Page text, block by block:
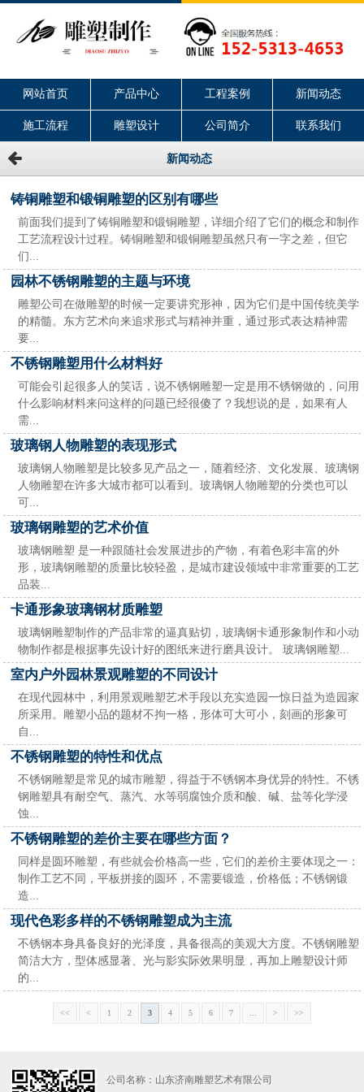
网站首页 产品中心 工程案例 新闻动态
施工流程 雕塑设计 公司简介 联系我们
新闻动态
铸铜雕塑和锻铜雕塑的区别有哪些
前面我们提到了铸铜雕塑和锻铜雕塑，详细介绍了它们的概念和制作
工艺流程设计过程。铸铜雕塑和锻铜雕塑虽然只有一字之差，但它
们...
园林不锈钢雕塑的主题与环境
雕塑公司在做雕塑的时候一定要讲究形神，因为它们是中国传统美学
的精髓。东方艺术向来追求形式与精神并重，通过形式表达精神需
要...
不锈钢雕塑用什么材料好
可能会引起很多人的笑话，说不锈钢雕塑一定是用不锈钢做的，问用
什么影响材料来问这样的问题已经很傻了？我想说的是，如果有人
需...
玻璃钢人物雕塑的表现形式
玻璃钢人物雕塑是比较多见产品之一，随着经济、文化发展、玻璃钢
人物雕塑在许多大城市都可以看到。玻璃钢人物雕塑的分类也可以
可...
玻璃钢雕塑的艺术价值
玻璃钢雕塑 是一种跟随社会发展进步的产物，有着色彩丰富的外
形，玻璃钢雕塑的质量比较轻盈，是城市建设领域中非常重要的工艺
品装...
卡通形象玻璃钢材质雕塑
玻璃钢雕塑制作的产品非常的逼真贴切，玻璃钢卡通形象制作和小动
物制作都是根据事先设计好的图纸来进行磨具设计。 玻璃钢雕塑...
室内户外园林景观雕塑的不同设计
在现代园林中，利用景观雕塑艺术手段以充实造园一惊日益为造园家
所采用。雕塑小品的题材不拘一格，形体可大可小，刻画的形象可
自...
不锈钢雕塑的特性和优点
不锈钢雕塑是常见的城市雕塑，得益于不锈钢本身优异的特性。不锈
钢雕塑具有耐空气、蒸汽、水等弱腐蚀介质和酸、碱、盐等化学浸
蚀...
不锈钢雕塑的差价主要在哪些方面？
同样是圆环雕塑，有些就会价格高一些，它们的差价主要体现之一：
制作工艺不同，平板拼接的圆环，不需要锻造，价格低；不锈钢锻
造...
现代色彩多样的不锈钢雕塑成为主流
不锈钢本身具备良好的光泽度，具备很高的美观大方度。不锈钢雕塑
简洁大方，型体感显著、光与影实际效果明显，再加上雕塑设计师
的...
<< < 1 2 3 4 5 6 7 > >>
公司名称：山东济南雕塑艺术有限公司